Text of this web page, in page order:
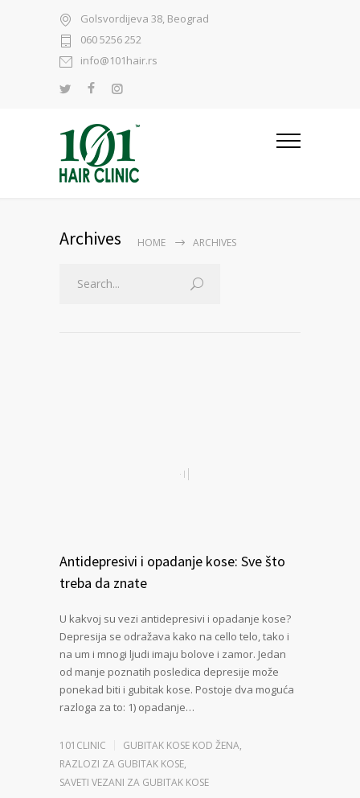
Golsvordijeva 38, Beograd
060 5256 252
info@101hair.rs
Archives HOME ARCHIVES
Antidepresivi i opadanje kose: Sve što
treba da znate
U kakvoj su vezi antidepresivi i opadanje kose?
Depresija se odražava kako na cello telo, tako i
na um i mnogi ljudi imaju bolove i zamor. Jedan
od manje poznatih posledica depresije može
ponekad biti i gubitak kose. Postoje dva moguća
razloga za to: 1) opadanje…
101CLINIC GUBITAK KOSE KOD ŽENA,
RAZLOZI ZA GUBITAK KOSE,
SAVETI VEZANI ZA GUBITAK KOSE